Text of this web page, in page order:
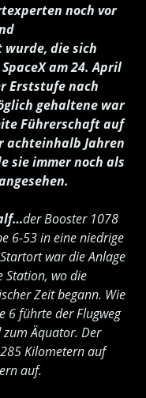
noch vor
die sich
am 24. April
Erststufe nach
gehaltene war
Führerschaft auf
achteinhalb Jahren
sie immer noch als
der Booster 1078
6-53 in eine niedrige
war die Anlage
Station, wo die
Zeit begann. Wie
6 führte der Flugweg
Äquator. Der
Kilometern auf
auf.